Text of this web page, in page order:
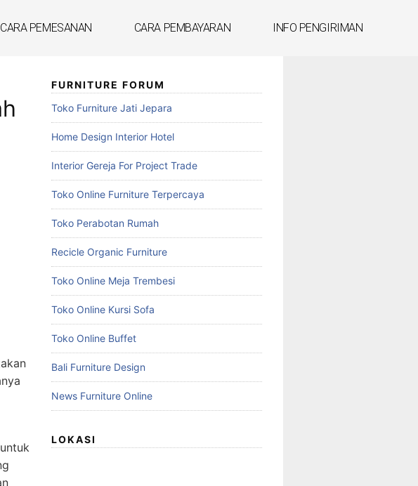
CARA PEMESANAN CARA PEMBAYARAN INFO PENGIRIMAN
FURNITURE FORUM
Toko Furniture Jati Jepara
Home Design Interior Hotel
Interior Gereja For Project Trade
Toko Online Furniture Terpercaya
Toko Perabotan Rumah
Recicle Organic Furniture
Toko Online Meja Trembesi
Toko Online Kursi Sofa
Toko Online Buffet
Bali Furniture Design
News Furniture Online
LOKASI